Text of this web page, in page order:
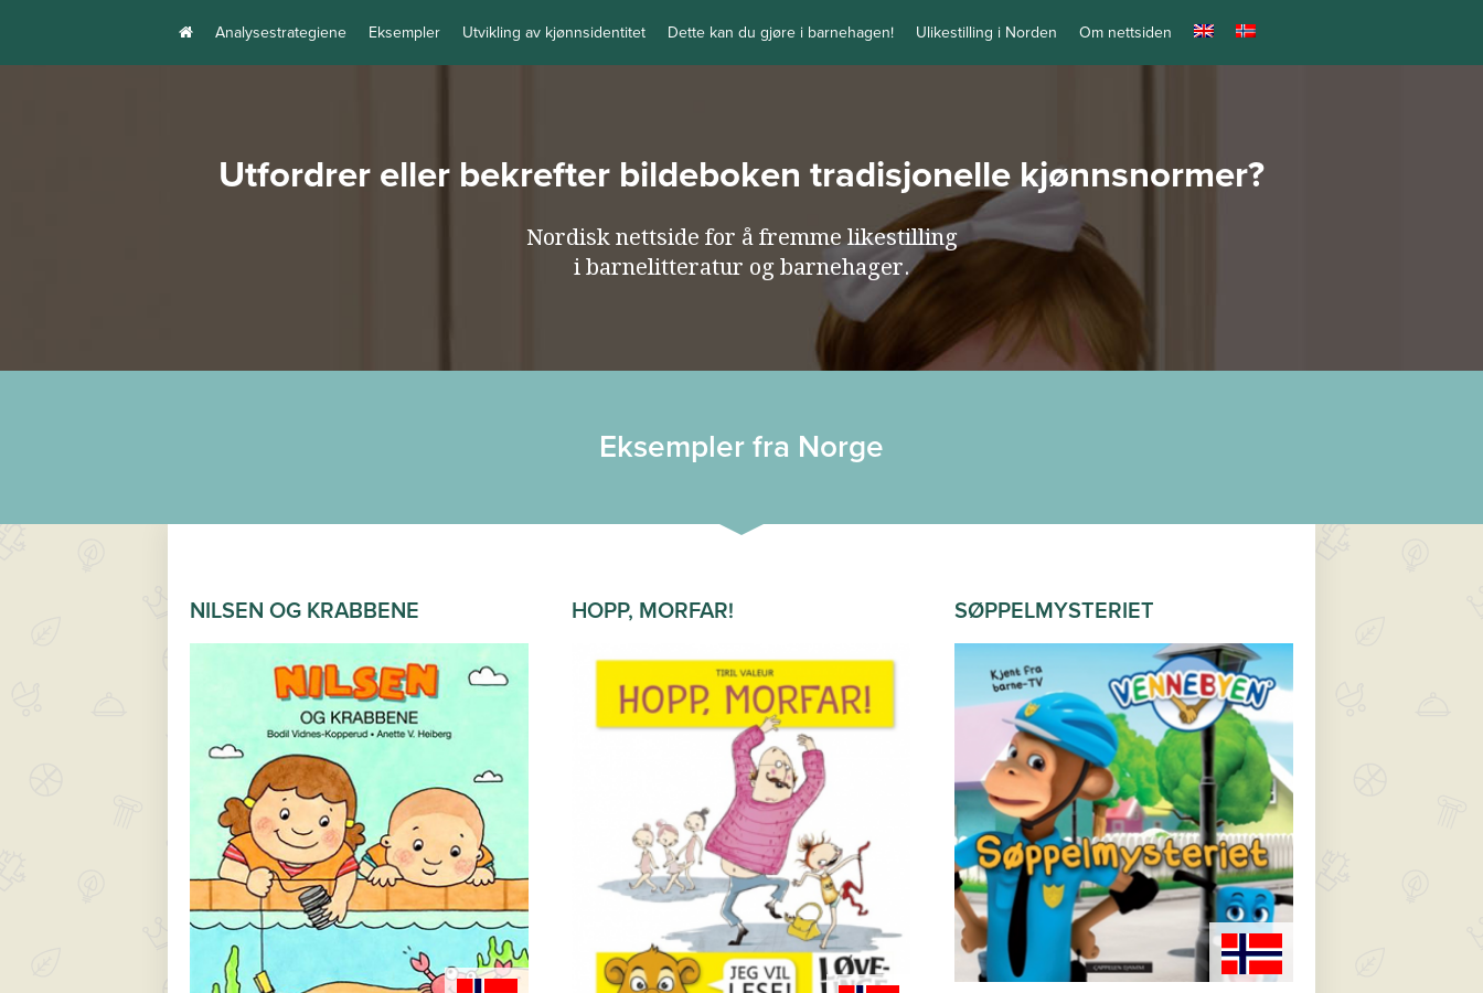
Analysestrategiene Eksempler Utvikling av kjønnsidentitet Dette kan du gjøre i barnehagen! Ulikestilling i Norden Om nettsiden
Utfordrer eller bekrefter bildeboken tradisjonelle kjønnsnormer?
Nordisk nettside for å fremme likestilling
i barnelitteratur og barnehager.
Eksempler fra Norge
NILSEN OG KRABBENE HOPP, MORFAR! SØPPELMYSTERIET